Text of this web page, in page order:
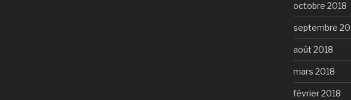
octobre 2018
septembre
août 2018
mars 2018
février 2018